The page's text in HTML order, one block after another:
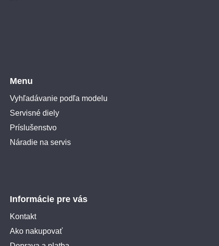
Menu
Vyhľadávanie podľa modelu
Servisné diely
Príslušenstvo
Náradie na servis
Informácie pre vás
Kontakt
Ako nakupovať